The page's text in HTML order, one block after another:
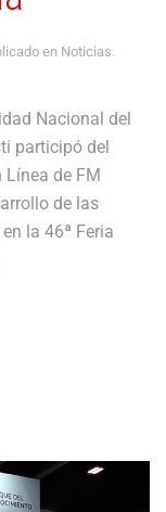
en Noticias.
Nacional del
participó del
Línea de FM
de las
la 46ª Feria